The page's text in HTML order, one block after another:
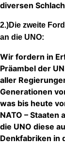
diversen
2.)Die zweite
an die UNO:
Wir fordern in
Präambel der
aller
Generationen
was bis heute
NATO – Staaten
die UNO diese
Denkfabriken in